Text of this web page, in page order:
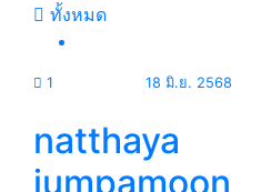
ทั้งหมด
1 18 มิ.ย. 2568
natthaya
jumpamoon